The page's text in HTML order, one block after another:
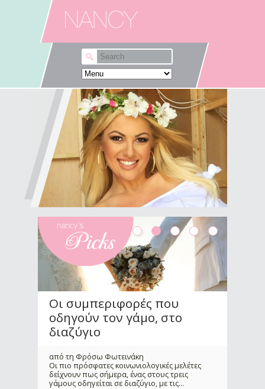
Skip to main content
Λες αυτά που θέλεις εκεί
που θέλεις;
Δε θα σου πω ότι "μια ζωή την έχουμε",
"κάντο" κι άλλα κλασικά που πιστεύω ότι δε
βοηθούν και τόσο. Κι εγώ πολύ συχνά,
αναρωτιέμαι γιατί φοβάμαι να πω αυτά που
θέλω, εκεί που...
Οι συμπεριφορές που
οδηγούν τον γάμο, στο
διαζύγιο
από τη Φρόσω Φωτεινάκη
Οι πιο πρόσφατες κοινωνιολογικές μελέτες
δείχνουν πως σήμερα, ένας στους τρεις
γάμους οδηγείται σε διαζύγιο, με τις...